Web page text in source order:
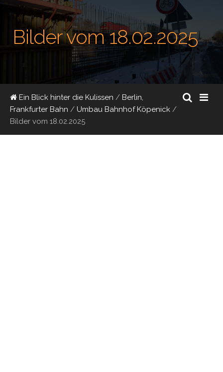
Bilder vom 18.02.2025
Ein Blick hinter die Kulissen / Berlin,
Frankfurter Bahn / Umbau Bahnhof Köpenick /
Bilder vom 18.02.2025